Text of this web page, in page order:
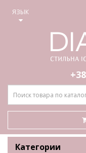
ЯЗЫК
Категории